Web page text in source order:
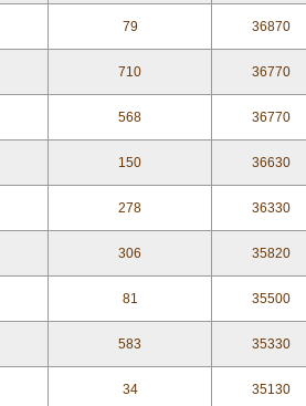
79 36870
710 36770
568 36770
150 36630
278 36330
306 35820
81 35500
583 35330
34 35130